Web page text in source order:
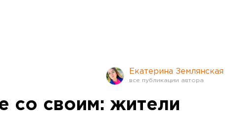
Екатерина Землянская
со своим: жители